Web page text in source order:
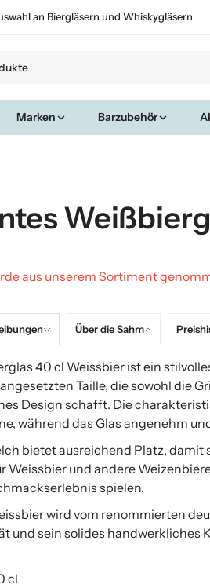
an Biergläsern und Whiskygläsern
Marken Barzubehör
aus unserem Sortiment
Über die Sahm
40 cl Weissbier ist ein
Taille, die sowohl die
Design schafft. Die
während das Glas angenehm
bietet ausreichend Platz,
Weissbier und andere
spielen.
wird vom renommierten
und sein solides handwerkliches
cl